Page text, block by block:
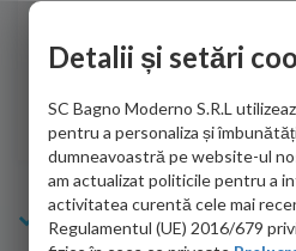
de personalul firmei dvs. cu care
adus coletul in siguranta.Numai
Sofrone Viviana -28.07.2026
Info Bagno
Detalii și setări
SC Bagno Moderno S.R.L
pentru a personaliza și
dumneavoastră pe website-ul
am actualizat politicile pentru a
activitatea curentă cele mai
Regulamentul (UE) 2016/679